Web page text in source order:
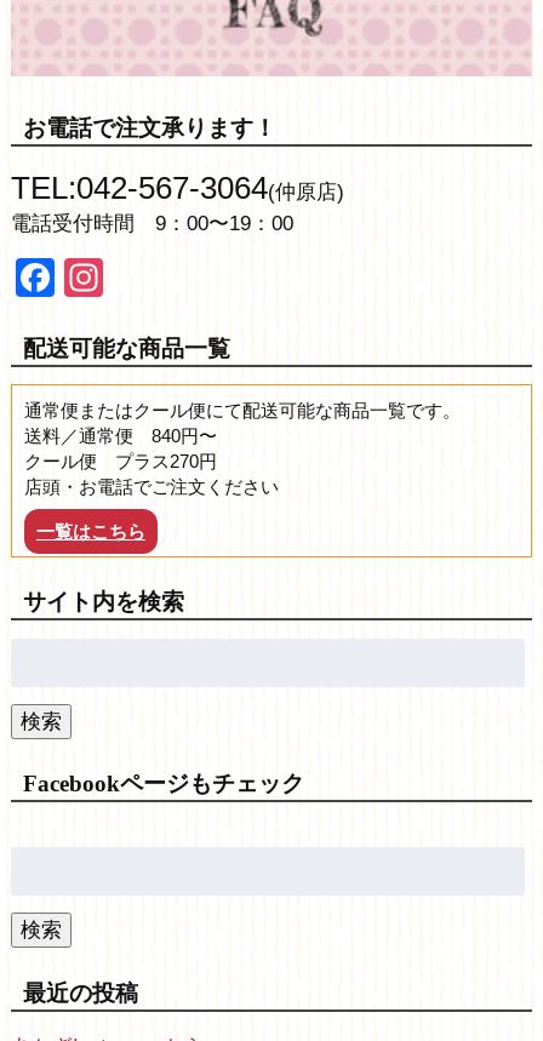
お電話で注文承ります！
TEL:042-567-3064(仲原店)
電話受付時間 9：00〜19：00
Facebook
配送可能な商品一覧
通常便またはクール便にて配送可能な商品一覧です。
送料／通常便 840円〜
クール便 プラス270円
店頭・お電話でご注文ください
一覧はこちら
サイト内を検索
検索
Facebookページもチェック
検索
最近の投稿